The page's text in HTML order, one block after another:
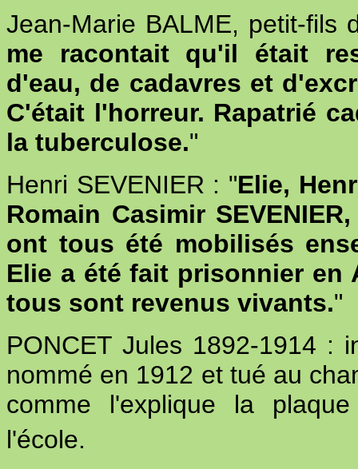
Jean-Marie BALME, petit-fils
me racontait qu'il était
d'eau, de cadavres et
C'était l'horreur. Rapatrié
la tuberculose."
Henri SEVENIER : "Elie,
Romain Casimir
ont tous été mobilisés
Elie a été fait prisonnier en
tous sont revenus vivants."
PONCET Jules 1892-1914 :
nommé en 1912 et tué au
comme l'explique la
l'école.